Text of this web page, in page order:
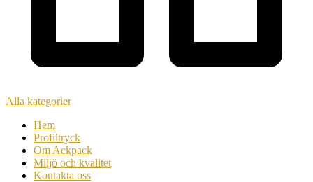
Alla kategorier
Hem
Profiltryck
Om Ackpack
Miljö och kvalitet
Kontakta oss